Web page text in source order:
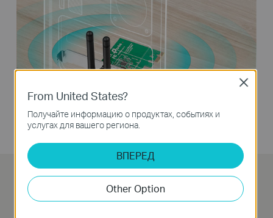
Съёмные антенны для
большего удобства и гибкости
From United States?
Получайте информацию о продуктах, событиях и
услугах для вашего региона.
ВПЕРЕД
Other Option
Close